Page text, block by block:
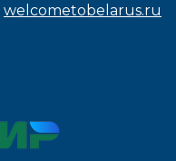
welcometobelarus.ru